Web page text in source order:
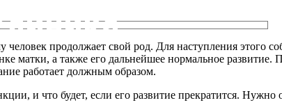
продолжает свой род. Для наступления этого
матки, а также его дальнейшее нормальное
работает должным образом.
и что будет, если его развитие прекратится.